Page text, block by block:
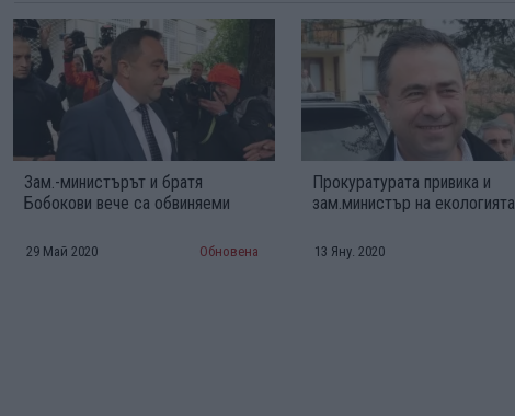
Зам.-министърът и братя
Бобокови вече са обвиняеми
29 Май 2020 Обновена
Прокуратурата привика и
зам.министър на екологията
13 Яну. 2020